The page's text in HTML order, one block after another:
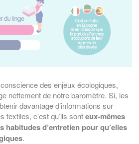
conscience des enjeux écologiques,
nettement de notre baromètre. Si, les
davantage d’informations sur
textiles, c’est qu’ils sonteux-mêmes
habitudes d’entretien pour qu’elles
.